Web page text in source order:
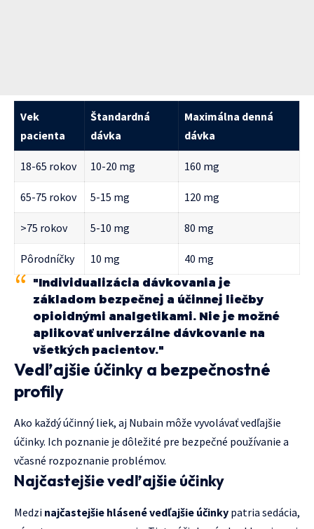
Vek
pacienta
Štandardná
dávka
Maximálna denná
dávka
18-65 rokov 10-20 mg 160 mg
65-75 rokov 5-15 mg 120 mg
>75 rokov 5-10 mg 80 mg
Pôrodníčky 10 mg 40 mg
"Individualizácia dávkovania je
základom bezpečnej a účinnej liečby
opioidnými analgetikami. Nie je možné
aplikovať univerzálne dávkovanie na
všetkých pacientov."
Vedľajšie účinky a bezpečnostné
profily
Ako každý účinný liek, aj Nubain môže vyvolávať vedľajšie
účinky. Ich poznanie je dôležité pre bezpečné používanie a
včasné rozpoznanie problémov.
Najčastejšie vedľajšie účinky
Medzi najčastejšie hlásené vedľajšie účinky patria sedácia,